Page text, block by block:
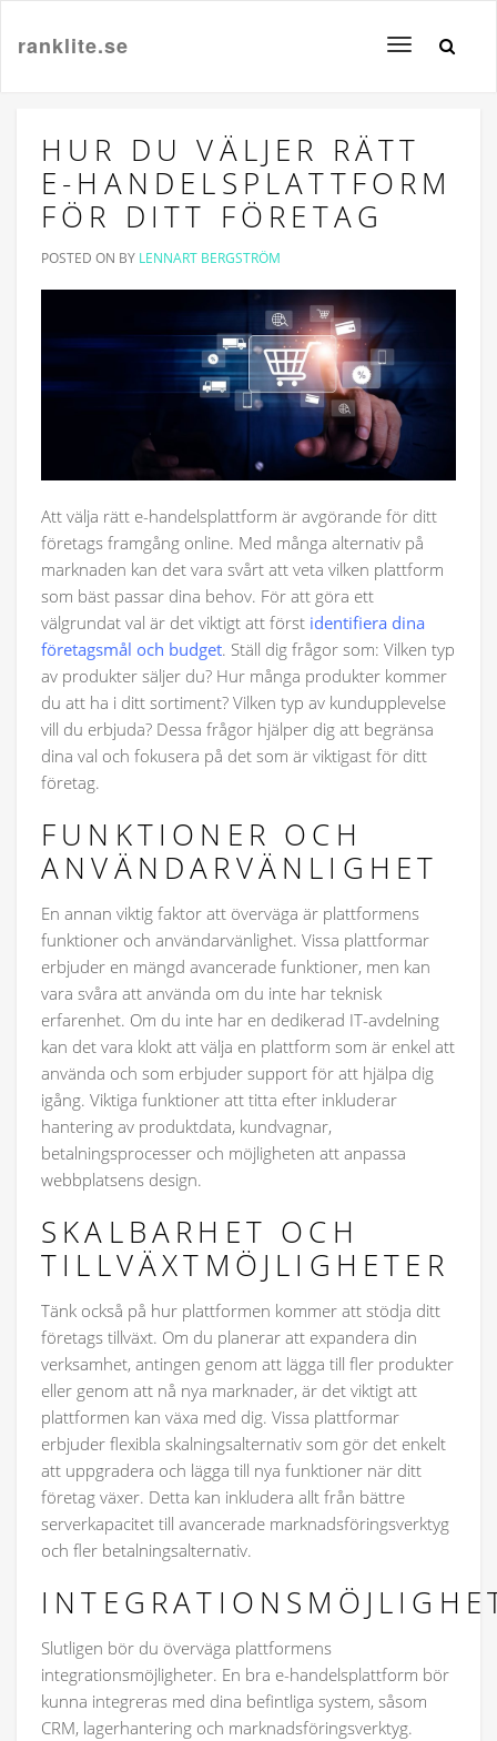
Toggle
ranklite.se
HUR DU VÄLJER RÄTT
E-HANDELSPLATTFORM
FÖR DITT FÖRETAG
POSTED ON BY LENNART BERGSTRÖM
Att välja rätt e-handelsplattform är avgörande för ditt
företags framgång online. Med många alternativ på
marknaden kan det vara svårt att veta vilken plattform
som bäst passar dina behov. För att göra ett
välgrundat val är det viktigt att först identifiera dina
företagsmål och budget. Ställ dig frågor som: Vilken typ
av produkter säljer du? Hur många produkter kommer
du att ha i ditt sortiment? Vilken typ av kundupplevelse
vill du erbjuda? Dessa frågor hjälper dig att begränsa
dina val och fokusera på det som är viktigast för ditt
företag.
FUNKTIONER OCH
ANVÄNDARVÄNLIGHET
En annan viktig faktor att överväga är plattformens
funktioner och användarvänlighet. Vissa plattformar
erbjuder en mängd avancerade funktioner, men kan
vara svåra att använda om du inte har teknisk
erfarenhet. Om du inte har en dedikerad IT-avdelning
kan det vara klokt att välja en plattform som är enkel att
använda och som erbjuder support för att hjälpa dig
igång. Viktiga funktioner att titta efter inkluderar
hantering av produktdata, kundvagnar,
betalningsprocesser och möjligheten att anpassa
webbplatsens design.
SKALBARHET OCH
TILLVÄXTMÖJLIGHETER
Tänk också på hur plattformen kommer att stödja ditt
företags tillväxt. Om du planerar att expandera din
verksamhet, antingen genom att lägga till fler produkter
eller genom att nå nya marknader, är det viktigt att
plattformen kan växa med dig. Vissa plattformar
erbjuder flexibla skalningsalternativ som gör det enkelt
att uppgradera och lägga till nya funktioner när ditt
företag växer. Detta kan inkludera allt från bättre
serverkapacitet till avancerade marknadsföringsverktyg
och fler betalningsalternativ.
Slutligen bör du överväga plattformens
integrationsmöjligheter. En bra e-handelsplattform bör
kunna integreras med dina befintliga system, såsom
CRM, lagerhantering och marknadsföringsverktyg.